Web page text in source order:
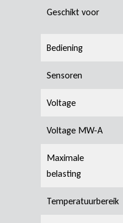
Geschikt voor
Bediening
Sensoren
Voltage
Voltage MW-A
Maximale
belasting
Temperatuurbereik